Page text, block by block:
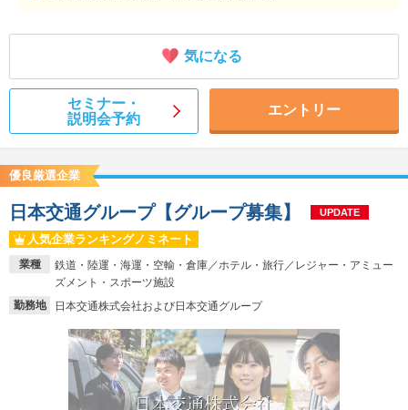
気になる
セミナー・
説明会予約
エントリー
優良厳選企業
業種
鉄道・陸運・海運・空輸・倉庫／ホテル・旅行／レジャー・アミュー
ズメント・スポーツ施設
勤務地
日本交通株式会社および日本交通グループ
日本交通グループ【グループ募集】 UPDATE
人気企業ランキングノミネート